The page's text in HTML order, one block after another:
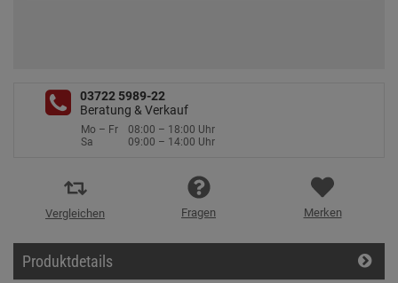
03722 5989-22
Beratung & Verkauf
Mo – Fr
08:00 – 18:00 Uhr
Sa
09:00 – 14:00 Uhr
Vergleichen Fragen Merken
Produktdetails